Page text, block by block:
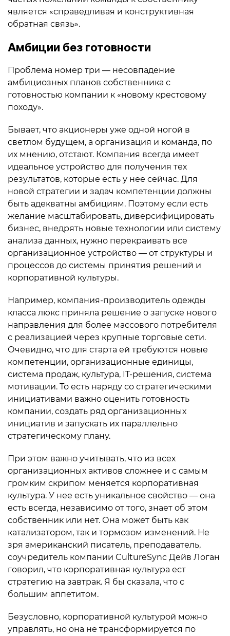
является «справедливая и конструктивная
обратная связь».
Амбиции без готовности
Проблема номер три — несовпадение
амбициозных планов собственника с
готовностью компании к «новому крестовому
походу».
Бывает, что акционеры уже одной ногой в
светлом будущем, а организация и команда, по
их мнению, отстают. Компания всегда имеет
идеальное устройство для получения тех
результатов, которые есть у нее сейчас. Для
новой стратегии и задач компетенции должны
быть адекватны амбициям. Поэтому если есть
желание масштабировать, диверсифицировать
бизнес, внедрять новые технологии или систему
анализа данных, нужно перекраивать все
организационное устройство — от структуры и
процессов до системы принятия решений и
корпоративной культуры.
Например, компания-производитель одежды
класса люкс приняла решение о запуске нового
направления для более массового потребителя
с реализацией через крупные торговые сети.
Очевидно, что для старта ей требуются новые
компетенции, организационные единицы,
система продаж, культура, IT-решения, система
мотивации. То есть наряду со стратегическими
инициативами важно оценить готовность
компании, создать ряд организационных
инициатив и запускать их параллельно
стратегическому плану.
При этом важно учитывать, что из всех
организационных активов сложнее и с самым
громким скрипом меняется корпоративная
культура. У нее есть уникальное свойство — она
есть всегда, независимо от того, знает об этом
собственник или нет. Она может быть как
катализатором, так и тормозом изменений. Не
зря американский писатель, преподаватель,
соучредитель компании CultureSync Дейв Логан
говорил, что корпоративная культура ест
стратегию на завтрак. Я бы сказала, что с
большим аппетитом.
Безусловно, корпоративной культурой можно
управлять, но она не трансформируется по